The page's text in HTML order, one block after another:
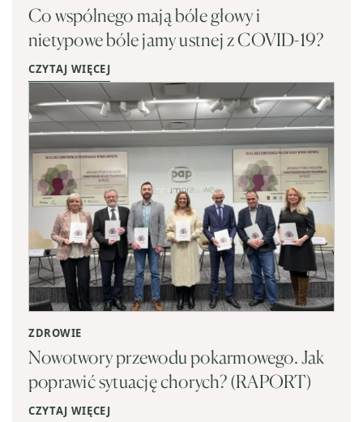
Co wspólnego mają bóle głowy i
nietypowe bóle jamy ustnej z COVID-19?
CZYTAJ WIĘCEJ
ZDROWIE
Nowotwory przewodu pokarmowego. Jak
poprawić sytuację chorych? (RAPORT)
CZYTAJ WIĘCEJ